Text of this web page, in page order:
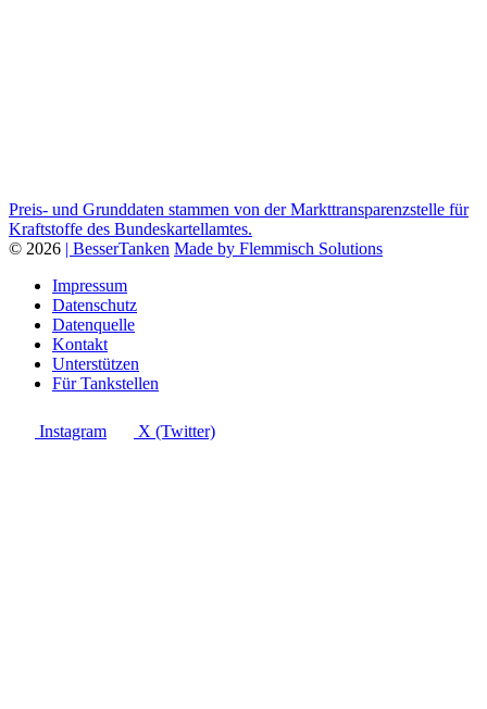
Preis- und Grunddaten stammen von der Markttransparenzstelle für
Kraftstoffe des Bundeskartellamtes.
© 2026 | BesserTanken Made by Flemmisch Solutions
Impressum
Datenschutz
Datenquelle
Kontakt
Unterstützen
Für Tankstellen
Instagram X (Twitter)